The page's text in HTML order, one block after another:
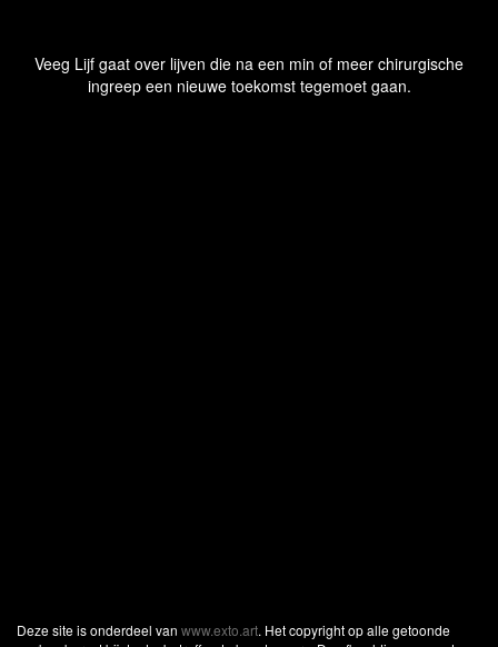
Veeg Lijf gaat over lijven die na een min of meer chirurgische
ingreep een nieuwe toekomst tegemoet gaan.
Deze site is onderdeel van www.exto.art. Het copyright op alle getoonde